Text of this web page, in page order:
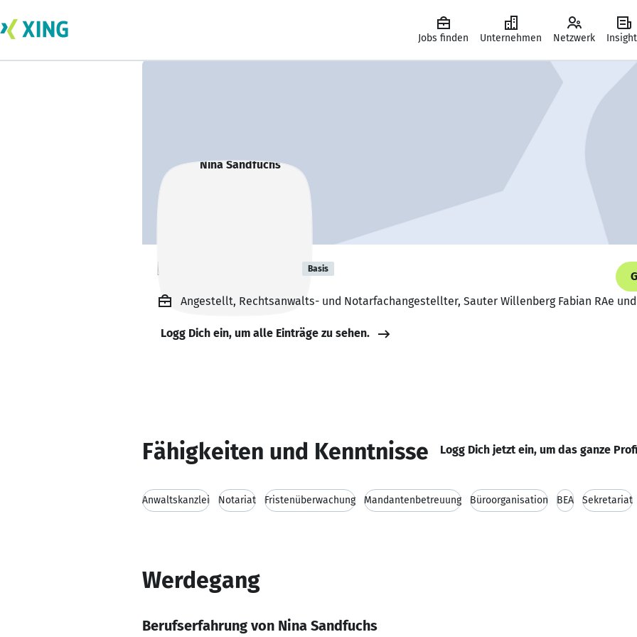
Jobs finden Unternehmen Netzwerk
Nina Sandfuchs Basis
Angestellt, Rechtsanwalts- und Notarfachangestellter, Sauter Willenberg Fabian RAe
Logg Dich ein, um alle Einträge zu sehen.
Fähigkeiten und Kenntnisse Logg Dich jetzt ein, um das ganze
Anwaltskanzlei Notariat Fristenüberwachung Mandantenbetreuung Büroorganisation BEA Sekretariat
Werdegang
Berufserfahrung von Nina Sandfuchs